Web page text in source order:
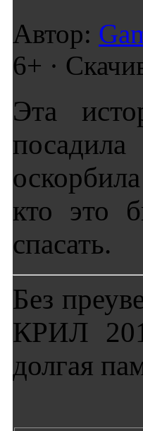
Автор:
6+ ·
Эта
кто это
спасать.
Без
КРИЛ
долгая